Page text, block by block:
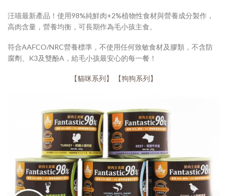
汪喵最新產品！使用98%純鮮肉+2%植物性食材與營養成分製作，
高肉含量，營養均衡，可長期作為毛小孩主食。
符合AAFCO/NRC營養標準，不使用任何致敏食材及膠類，不含防
腐劑、K3及雙酚A，給毛小孩最安心的每一餐！
【貓咪系列】 【狗狗系列】